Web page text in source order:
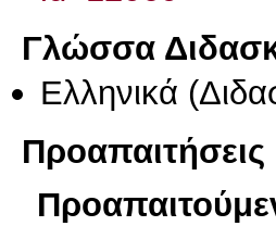
Γλώσσα
Ελληνικά
Προαπαιτήσεις